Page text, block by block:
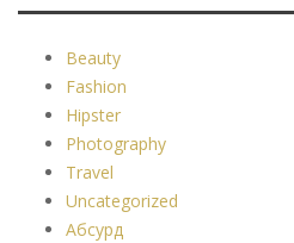
Beauty
Fashion
Hipster
Photography
Travel
Uncategorized
Абсурд